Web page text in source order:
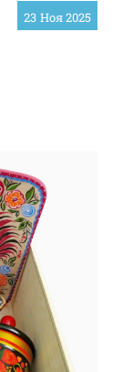
23 Ноя 2025